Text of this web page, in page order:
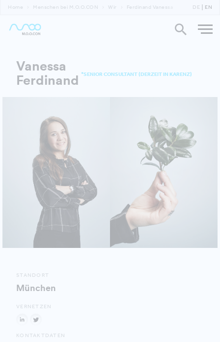
Home Menschen bei M.O.O.CON Wir Ferdinand Vanessa DE EN
Vanessa
Ferdinand *SENIOR CONSULTANT (DERZEIT IN KARENZ)
STANDORT
München
VERNETZEN
KONTAKTDATEN